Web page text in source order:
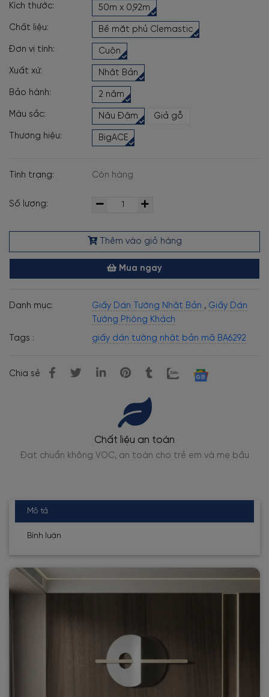
Kích thước: 50m x 0,92m
Chất liệu: Bề mặt phủ Clemastic
Đơn vị tính: Cuộn
Xuất xứ: Nhật Bản
Bảo hành: 2 năm
Màu sắc: Nâu Đậm Giả gỗ
Thương hiệu: BigACE
Tình trạng: Còn hàng
Số lượng:
Thêm vào giỏ hàng
Mua ngay
Danh mục: Giấy Dán Tường Nhật Bản , Giấy Dán
Tường Phòng Khách
Tags :
giấy dán tường nhật bản mã BA6292
Chia sẻ
Giao hàng toàn quốc
Đóng gói, giao nhanh từ 1-3 ngày
Mô tả
Bình luận